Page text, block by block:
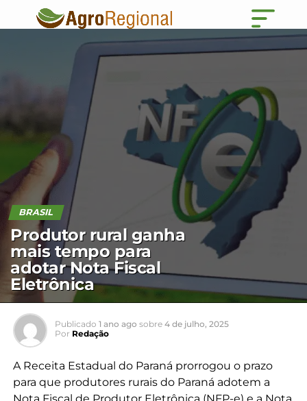
BRASIL
Produtor rural ganha
mais tempo para
adotar Nota Fiscal
Eletrônica
Publicado 1 ano ago sobre 4 de julho, 2025
Por Redação
A Receita Estadual do Paraná prorrogou o prazo
para que produtores rurais do Paraná adotem a